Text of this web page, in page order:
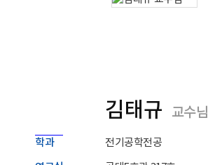
김태규 교수님
학과 전기공학전공